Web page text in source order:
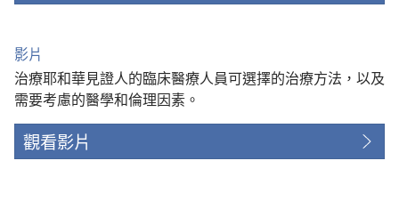
影片
治療耶和華見證人的臨床醫療人員可選擇的治療方法，以及
需要考慮的醫學和倫理因素。
觀看影片